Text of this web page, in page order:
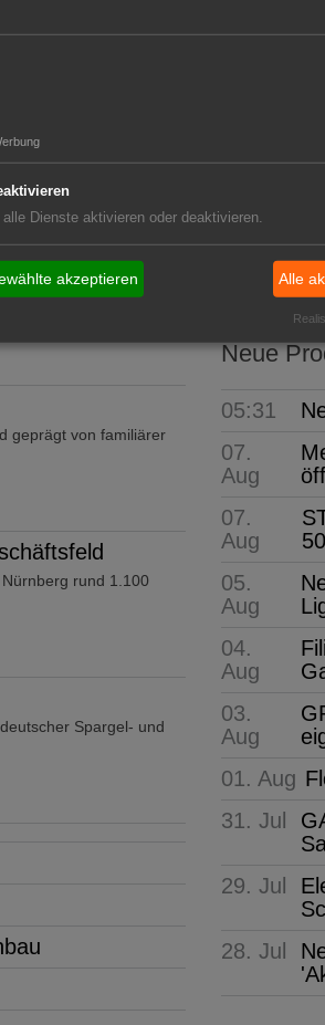
eine Kombination
Reating A++
von der unabhängigen
geprägt von familiärer
rund 1.100
Spargel- und
Die
Neue
05:31
07.
Aug
07.
Aug
50
05.
Aug
04.
Aug
03.
Aug
01. Aug
31. Jul
29. Jul
28. Jul
Dienste aktivieren oder deaktivieren.
akzeptieren Alle